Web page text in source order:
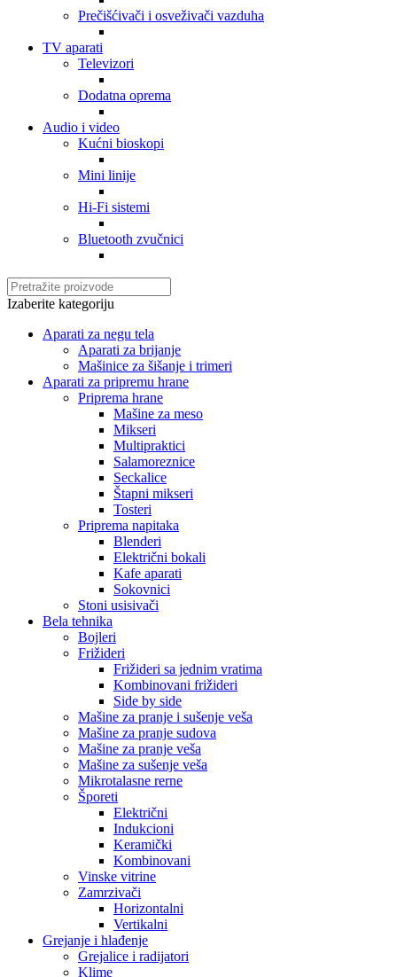
Prečišćivači i osveživači vazduha
TV aparati
Televizori
Dodatna oprema
Audio i video
Kućni bioskopi
Mini linije
Hi-Fi sistemi
Bluetooth zvučnici
Izaberite kategoriju
Aparati za negu tela
Aparati za brijanje
Mašinice za šišanje i trimeri
Aparati za pripremu hrane
Priprema hrane
Mašine za meso
Mikseri
Multipraktici
Salamoreznice
Seckalice
Štapni mikseri
Tosteri
Priprema napitaka
Blenderi
Električni bokali
Kafe aparati
Sokovnici
Stoni usisivači
Bela tehnika
Bojleri
Frižideri
Frižideri sa jednim vratima
Kombinovani frižideri
Side by side
Mašine za pranje i sušenje veša
Mašine za pranje sudova
Mašine za pranje veša
Mašine za sušenje veša
Mikrotalasne rerne
Šporeti
Električni
Indukcioni
Keramički
Kombinovani
Vinske vitrine
Zamrzivači
Horizontalni
Vertikalni
Grejanje i hlađenje
Grejalice i radijatori
Klime